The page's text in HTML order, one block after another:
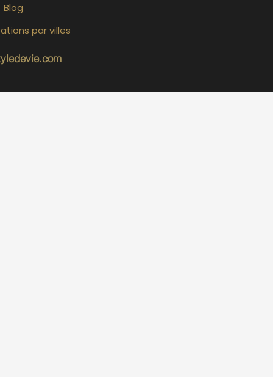
Blog
par villes